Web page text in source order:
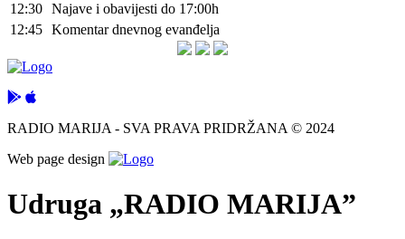
12:30 Najave i obavijesti do 17:00h
12:45 Komentar dnevnog evanđelja
RADIO MARIJA - SVA PRAVA PRIDRŽANA © 2024
Web page design
Udruga „RADIO MARIJA”